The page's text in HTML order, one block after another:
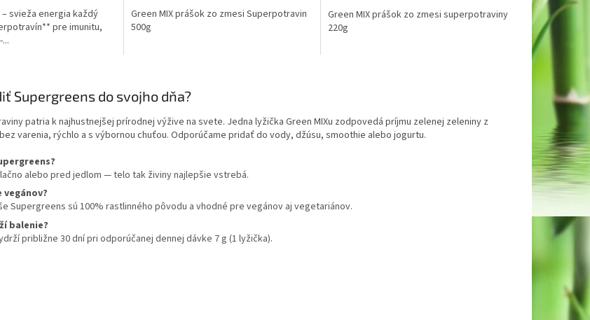
– svieža energia každý
pre imunitu,
z
5
Green MIX prášok zo zmesi Superpotravin
500g
z
5
Green MIX prášok zo zmesi superpotraviny
220g
d
a
e
r
k
y
Supergreens do svojho dňa?
patria k najhustnejšej prírodnej výžive na svete. Jedna lyžička Green MIXu zodpovedá príjmu zelenej zeleniny z
varenia, rýchlo a s výbornou chuťou. Odporúčame pridať do vody, džúsu, smoothie alebo jogurtu.
alebo pred jedlom — telo tak živiny najlepšie vstrebá.
vegánov?
Supergreens sú 100% rastlinného pôvodu a vhodné pre vegánov aj vegetariánov.
balenie?
približne 30 dní pri odporúčanej dennej dávke 7 g (1 lyžička).